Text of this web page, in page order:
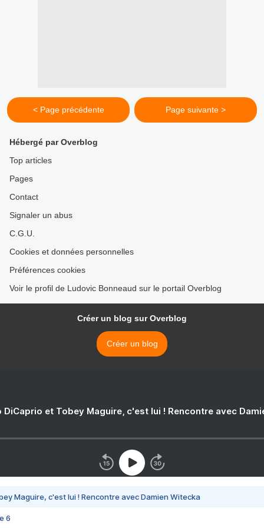
< Page précédente Page suivante >
Hébergé par Overblog
Top articles
Pages
Contact
Signaler un abus
C.G.U.
Cookies et données personnelles
Préférences cookies
Voir le profil de Ludovic Bonneaud sur le portail Overblog
Créer un blog sur Overblog
Créer un blog
DiCaprio et Tobey Maguire, c'est lui ! Rencontre avec
Maguire, c'est lui ! Rencontre avec Damien Witecka
6